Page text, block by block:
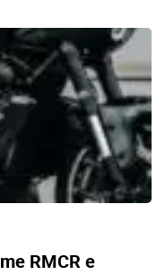
RMCR e